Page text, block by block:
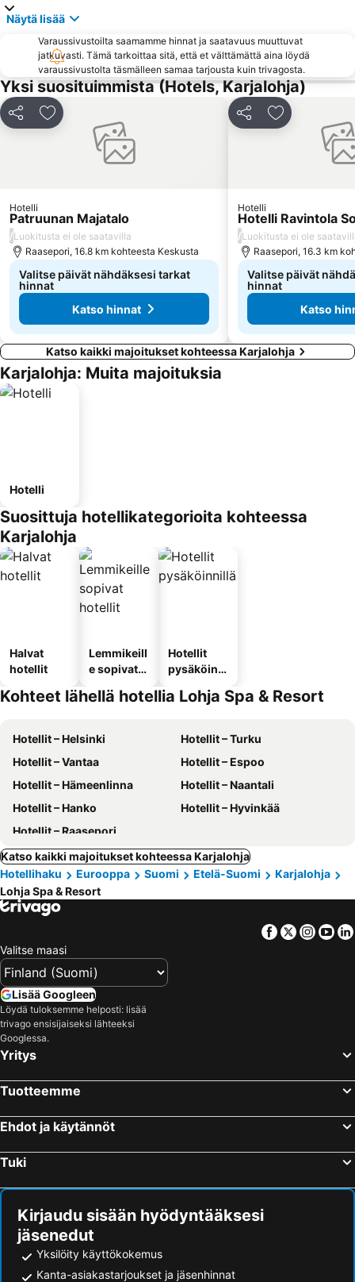
Näytä lisää
Varaussivustoilta saamamme hinnat ja saatavuus muuttuvat
jatkuvasti. Tämä tarkoittaa sitä, että et välttämättä aina löydä
varaussivustolta täsmälleen samaa tarjousta kuin trivagosta.
Yksi suosituimmista (Hotels, Karjalohja)
Jaa Lisää suosikkeihin
Hotelli
Patruunan Majatalo
/Luokitusta ei ole saatavilla
Raasepori, 16.8 km kohteesta Keskusta
Valitse päivät nähdäksesi tarkat
hinnat
Katso hinnat
Jaa Lisää
Hotelli
Hotelli Ravintola
/Luokitusta ei ole
Raasepori, 16.3 km
Valitse päivät
hinnat
Katso
Katso kaikki majoitukset kohteessa Karjalohja
Karjalohja: Muita majoituksia
Hotelli
Suosittuja hotellikategorioita kohteessa
Karjalohja
Halvat
hotellit
Lemmikeill
e sopivat
Hotellit
pysäköinni
Kohteet lähellä hotellia Lohja Spa & Resort
Hotellit – Helsinki
Hotellit – Turku
Hotellit – Vantaa
Hotellit – Espoo
Hotellit – Hämeenlinna
Hotellit – Naantali
Hotellit – Hanko
Hotellit – Hyvinkää
Hotellit – Raasepori
Katso kaikki majoitukset kohteessa Karjalohja
Hotellihaku
Eurooppa Suomi Etelä-Suomi
Karjalohja
Lohja Spa & Resort
Facebook
Twitter
Valitse maasi
Lisää Googleen
Löydä tuloksemme helposti: lisää
trivago ensisijaiseksi lähteeksi
Googlessa.
Yritys
Tuotteemme
Ehdot ja käytännöt
Tuki
Kirjaudu sisään hyödyntääksesi
jäsenedut
Yksilöity käyttökokemus
Kanta-asiakastarjoukset ja jäsenhinnat